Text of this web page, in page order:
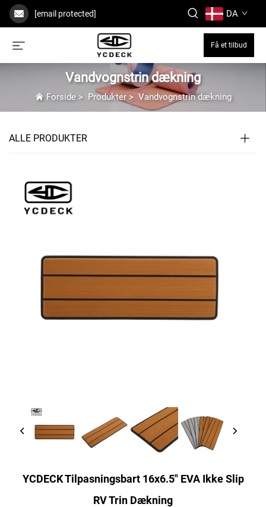
[email protected] DA
Få et tilbud
Vandvognstrin dækning
Forside> Produkter>Vandvognstrin dækning
ALLE PRODUKTER
YCDECK Tilpasningsbart 16x6.5" EVA Ikke Slip
RV Trin Dækning